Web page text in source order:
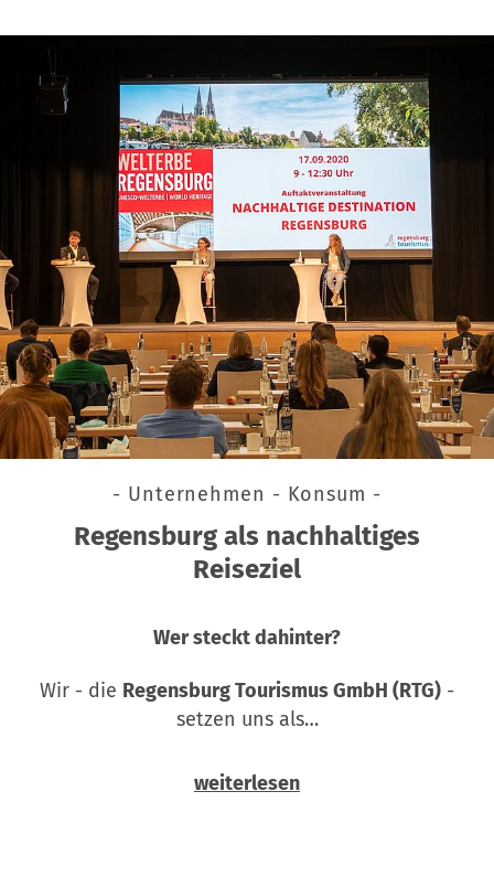
- Unternehmen - Konsum -
Regensburg als nachhaltiges
Reiseziel
Wer steckt dahinter?
Wir - die Regensburg Tourismus GmbH (RTG) -
setzen uns als…
weiterlesen